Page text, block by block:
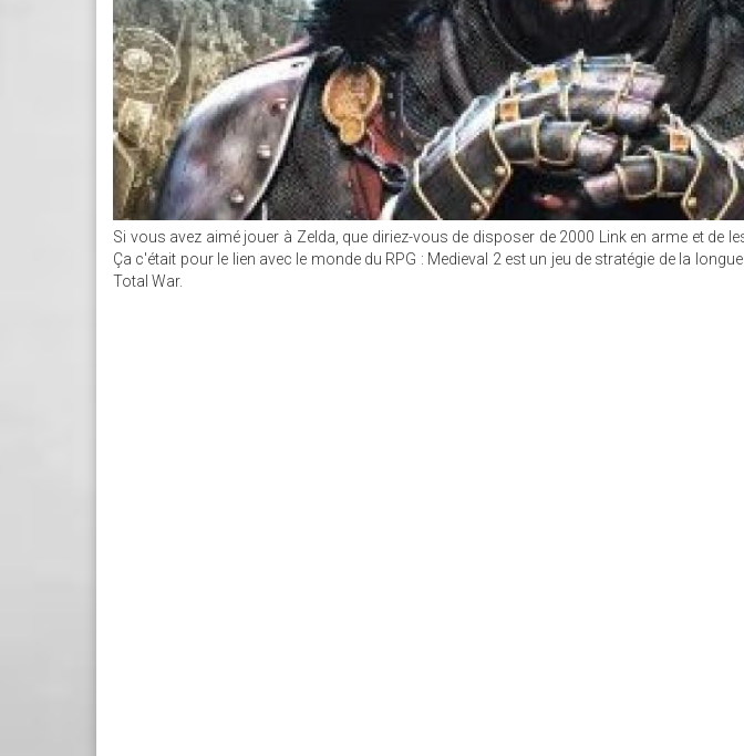
Si vous avez aimé jouer à Zelda, que diriez-vous de disposer de 2000 Link en arme et de
Ça c'était pour le lien avec le monde du RPG : Medieval 2 est un jeu de stratégie de la
Total War.